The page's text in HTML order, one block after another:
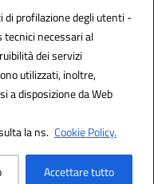
profilazione degli utenti -
necessari al
dei servizi
utilizzati, inoltre,
disposizione da Web
la ns. Cookie Policy.
Accettare tutto
(IPA): istsc_fgee00800r
Solution S.r.l.
Italia